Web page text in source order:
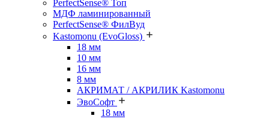
PerfectSense® Топ
МДФ ламинированный
PerfectSense® ФилВуд
Kastomonu (EvoGloss)
18 мм
10 мм
16 мм
8 мм
АКРИМАТ / АКРИЛИК Kastomonu
ЭвоСофт
18 мм